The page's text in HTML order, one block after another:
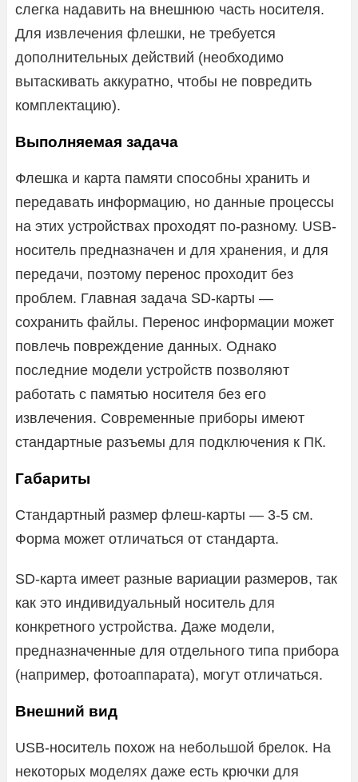
слегка надавить на внешнюю часть носителя.
Для извлечения флешки, не требуется
дополнительных действий (необходимо
вытаскивать аккуратно, чтобы не повредить
комплектацию).
Выполняемая задача
Флешка и карта памяти способны хранить и
передавать информацию, но данные процессы
на этих устройствах проходят по-разному. USB-
носитель предназначен и для хранения, и для
передачи, поэтому перенос проходит без
проблем. Главная задача SD-карты —
сохранить файлы. Перенос информации может
повлечь повреждение данных. Однако
последние модели устройств позволяют
работать с памятью носителя без его
извлечения. Современные приборы имеют
стандартные разъемы для подключения к ПК.
Габариты
Стандартный размер флеш-карты — 3-5 см.
Форма может отличаться от стандарта.
SD-карта имеет разные вариации размеров, так
как это индивидуальный носитель для
конкретного устройства. Даже модели,
предназначенные для отдельного типа прибора
(например, фотоаппарата), могут отличаться.
Внешний вид
USB-носитель похож на небольшой брелок. На
некоторых моделях даже есть крючки для